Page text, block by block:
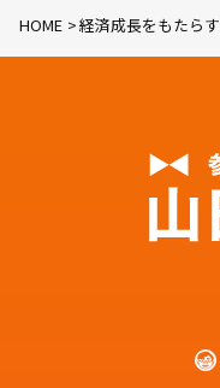
HOME 経済成長をもたらす